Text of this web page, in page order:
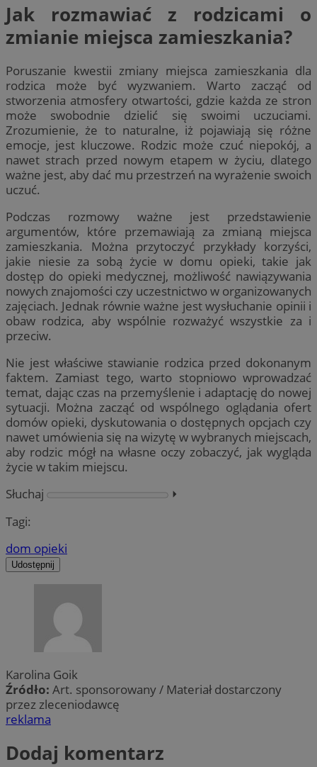
Jak rozmawiać z rodzicami o
zmianie miejsca zamieszkania?
Poruszanie kwestii zmiany miejsca zamieszkania dla
rodzica może być wyzwaniem. Warto zacząć od
stworzenia atmosfery otwartości, gdzie każda ze stron
może swobodnie dzielić się swoimi uczuciami.
Zrozumienie, że to naturalne, iż pojawiają się różne
emocje, jest kluczowe. Rodzic może czuć niepokój, a
nawet strach przed nowym etapem w życiu, dlatego
ważne jest, aby dać mu przestrzeń na wyrażenie swoich
uczuć.
Podczas rozmowy ważne jest przedstawienie
argumentów, które przemawiają za zmianą miejsca
zamieszkania. Można przytoczyć przykłady korzyści,
jakie niesie za sobą życie w domu opieki, takie jak
dostęp do opieki medycznej, możliwość nawiązywania
nowych znajomości czy uczestnictwo w organizowanych
zajęciach. Jednak równie ważne jest wysłuchanie opinii i
obaw rodzica, aby wspólnie rozważyć wszystkie za i
przeciw.
Nie jest właściwe stawianie rodzica przed dokonanym
faktem. Zamiast tego, warto stopniowo wprowadzać
temat, dając czas na przemyślenie i adaptację do nowej
sytuacji. Można zacząć od wspólnego oglądania ofert
domów opieki, dyskutowania o dostępnych opcjach czy
nawet umówienia się na wizytę w wybranych miejscach,
aby rodzic mógł na własne oczy zobaczyć, jak wygląda
życie w takim miejscu.
Słuchaj
⏵︎
Tagi:
dom opieki
Udostępnij
Karolina Goik
Źródło: Art. sponsorowany / Materiał dostarczony
przez zleceniodawcę
reklama
Dodaj komentarz